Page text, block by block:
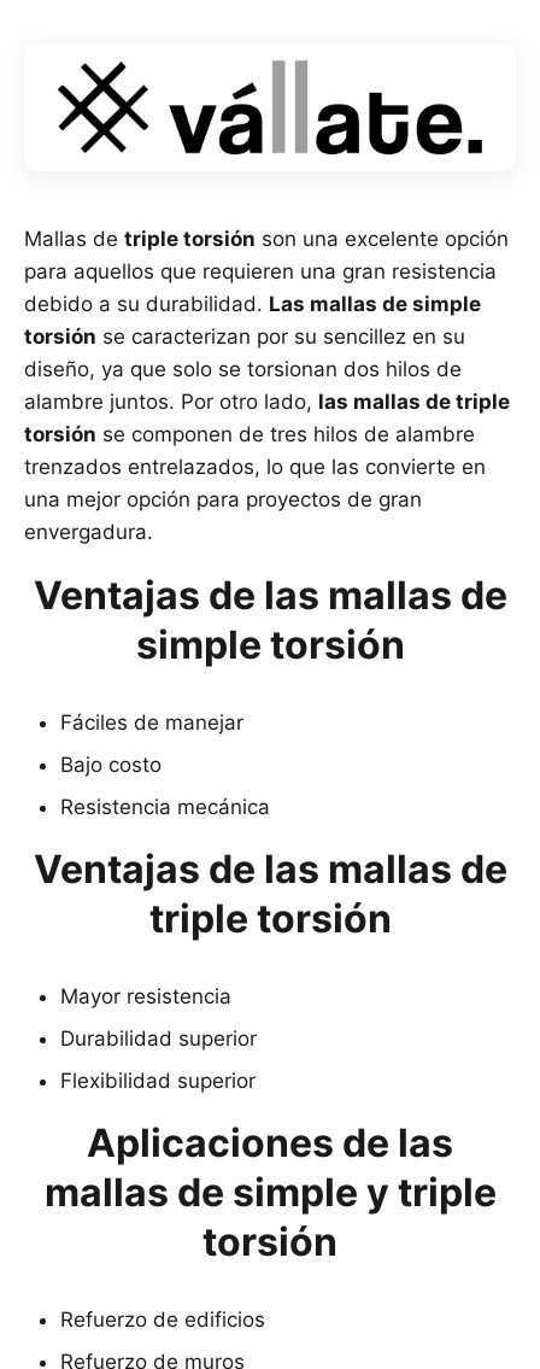
Mallas de triple torsión son una excelente opción
para aquellos que requieren una gran resistencia
debido a su durabilidad. Las mallas de simple
torsión se caracterizan por su sencillez en su
diseño, ya que solo se torsionan dos hilos de
alambre juntos. Por otro lado, las mallas de triple
torsión se componen de tres hilos de alambre
trenzados entrelazados, lo que las convierte en
una mejor opción para proyectos de gran
envergadura.
Ventajas de las mallas de
simple torsión
Fáciles de manejar
Bajo costo
Resistencia mecánica
Ventajas de las mallas de
triple torsión
Mayor resistencia
Durabilidad superior
Flexibilidad superior
Aplicaciones de las
mallas de simple y triple
torsión
Refuerzo de edificios
Refuerzo de muros